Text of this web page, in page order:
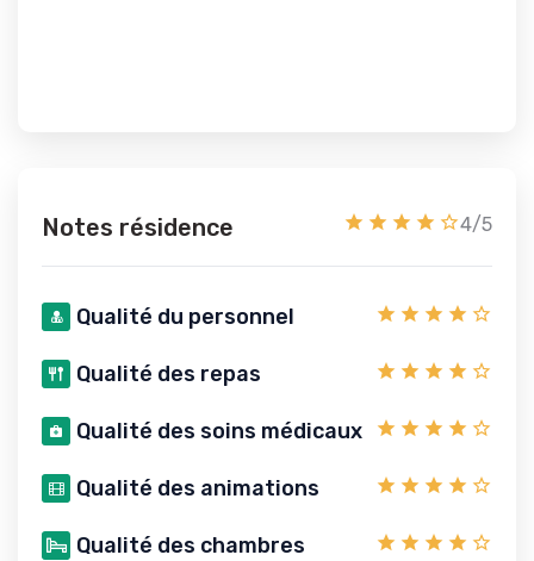
Notes résidence 4/5
Qualité du personnel
Qualité des repas
Qualité des soins médicaux
Qualité des animations
Qualité des chambres